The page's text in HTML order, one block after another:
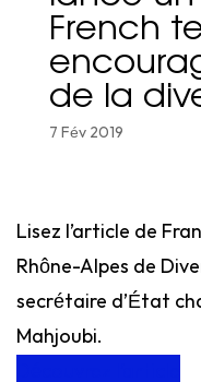
French
de la
7 Fév 2019
Lisez l’article de
Rhône-Alpes de
secrétaire d’État
Mahjoubi.